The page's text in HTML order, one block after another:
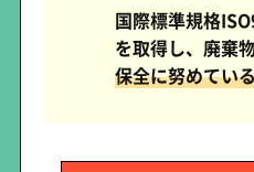
国際標準規格
を取得し、廃棄
保全に努めてい